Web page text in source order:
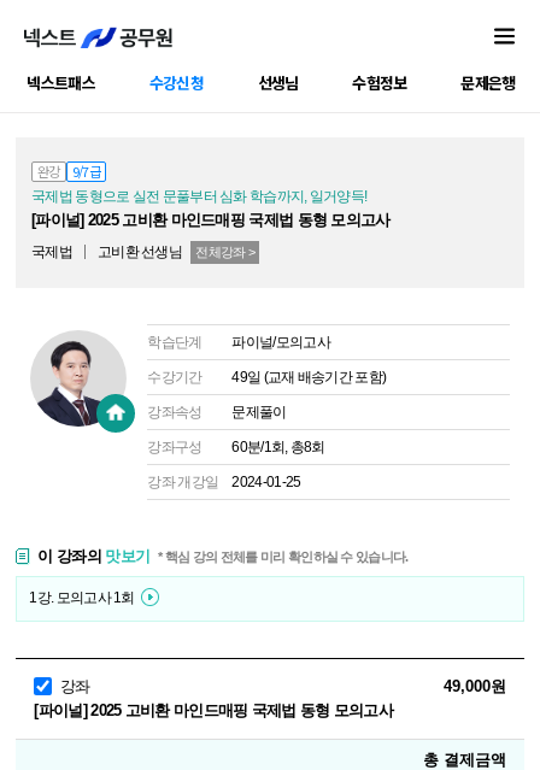
넥스트패스 수강신청 선생님 수험정보 문제은행
완강 9/7급
국제법 동형으로 실전 문풀부터 심화 학습까지, 일거양득!
[파이널] 2025 고비환 마인드매핑 국제법 동형 모의고사
국제법 고비환선생님 전체강좌 >
학습단계 파이널/모의고사
수강기간 49일 (교재 배송기간 포함)
강좌속성 문제풀이
강좌구성 60분/1회, 총8회
강좌 개강일 2024-01-25
이 강좌의 맛보기 * 핵심 강의 전체를 미리 확인하실 수 있습니다.
1강. 모의고사 1회
강좌
[파이널] 2025 고비환 마인드매핑 국제법 동형 모의고사
49,000원
총 결제금액